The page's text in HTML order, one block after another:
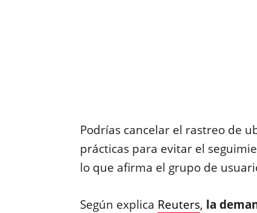
Podrías cancelar el rastreo de
prácticas para evitar el
lo que afirma el grupo de
Según explica Reuters, la